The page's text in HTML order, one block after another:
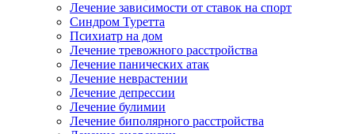
Лечение зависимости от ставок на спорт
Синдром Туретта
Психиатр на дом
Лечение тревожного расстройства
Лечение панических атак
Лечение неврастении
Лечение депрессии
Лечение булимии
Лечение биполярного расстройства